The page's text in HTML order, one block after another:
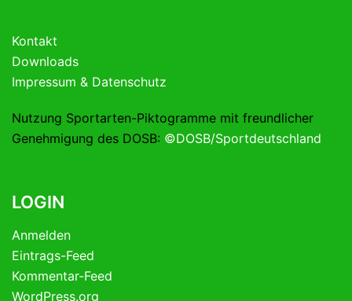
Kontakt
Downloads
Impressum & Datenschutz
Nutzung Sportarten-Piktogramme mit freundlicher
Genehmigung des DOSB: ©DOSB/Sportdeutschland
LOGIN
Anmelden
Eintrags-Feed
Kommentar-Feed
WordPress.org